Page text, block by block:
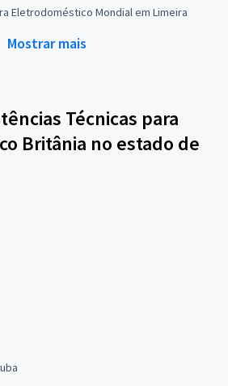
Eletrodoméstico Mondial em Limeira
Mostrar mais
Técnicas para
Britânia no estado de